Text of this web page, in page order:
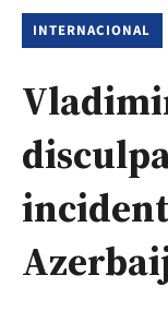
INTERNACIONAL